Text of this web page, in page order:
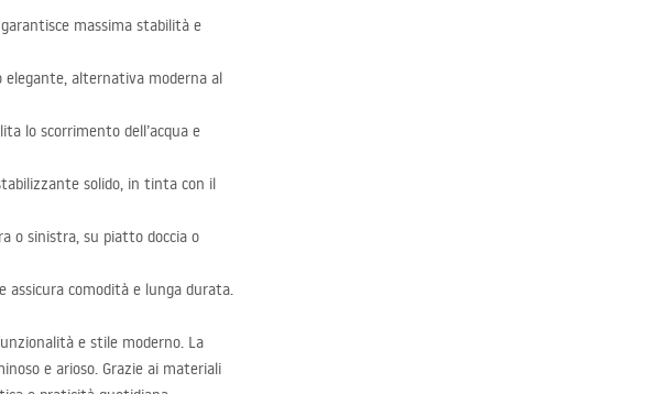
massima stabilità e
alternativa moderna al
lo scorrimento dell’acqua e
solido, in tinta con il
o sinistra, su piatto doccia o
assicura comodità e lunga durata.
e stile moderno. La
e arioso. Grazie ai materiali